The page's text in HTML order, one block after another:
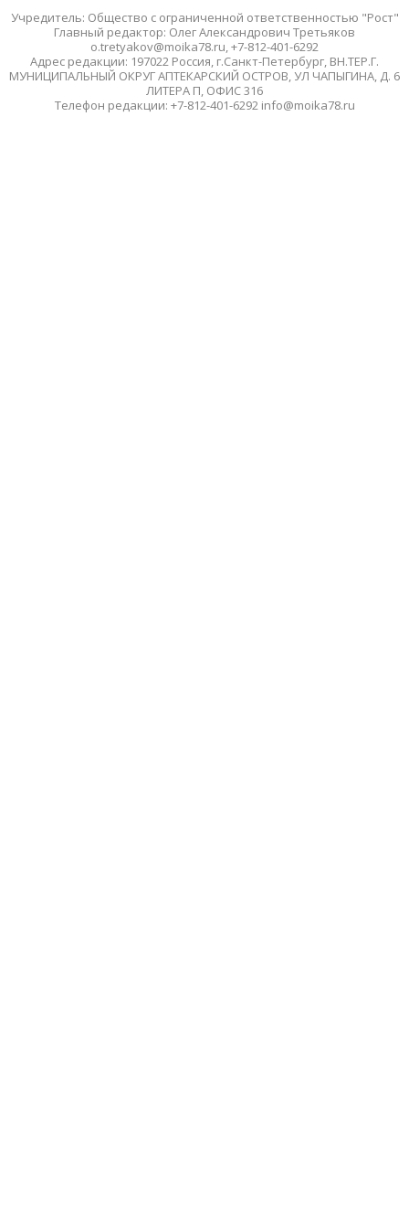
Учредитель: Общество с ограниченной ответственностью "Рост"
Главный редактор: Олег Александрович Третьяков
o.tretyakov@moika78.ru, +7-812-401-6292
Адрес редакции: 197022 Россия, г.Санкт-Петербург, ВН.ТЕР.Г.
МУНИЦИПАЛЬНЫЙ ОКРУГ АПТЕКАРСКИЙ ОСТРОВ, УЛ ЧАПЫГИНА, Д. 6
ЛИТЕРА П, ОФИС 316
Телефон редакции: +7-812-401-6292 info@moika78.ru